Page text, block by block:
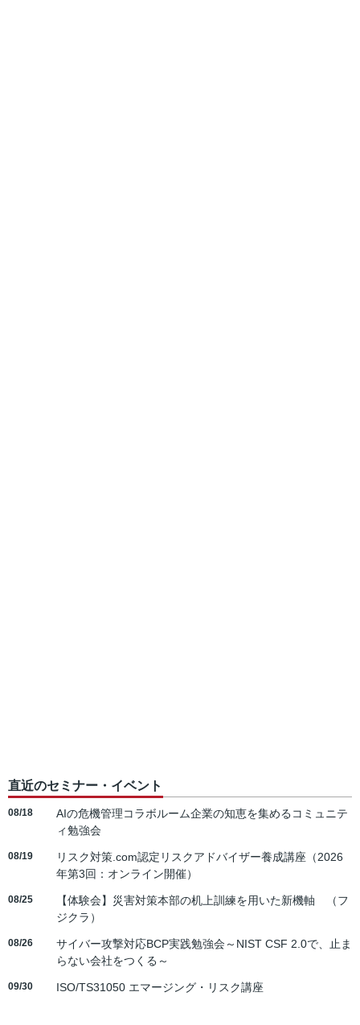
直近のセミナー・イベント
08/18
AIの危機管理コラボルーム企業の知恵を集めるコミュニテ
ィ勉強会
08/19
リスク対策.com認定リスクアドバイザー養成講座（2026
年第3回：オンライン開催）
08/25
【体験会】災害対策本部の机上訓練を用いた新機軸 （フ
ジクラ）
08/26
サイバー攻撃対応BCP実践勉強会～NIST CSF 2.0で、止ま
らない会社をつくる～
09/30 ISO/TS31050 エマージング・リスク講座